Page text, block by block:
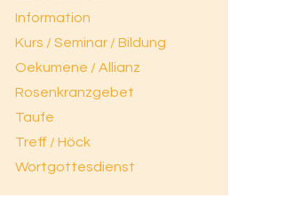
Information
Kurs / Seminar / Bildung
Oekumene / Allianz
Rosenkranzgebet
Taufe
Treff / Höck
Wortgottesdienst